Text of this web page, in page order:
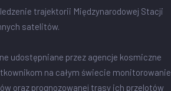
trajektorii Międzynarodowej Stacji
satelitów.
udostępniane przez agencje kosmiczne
na całym świecie monitorowanie
oraz prognozowanej trasy ich przelotów